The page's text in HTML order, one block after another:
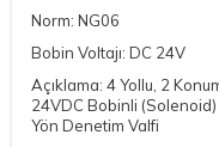
Norm: NG06
Bobin Voltajı: DC 24V
Açıklama: 4 Yollu, 2
24VDC Bobinli
Yön Denetim Valfi